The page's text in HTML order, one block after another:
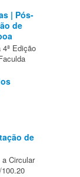
| Pós-
de
Edição
de
Circular